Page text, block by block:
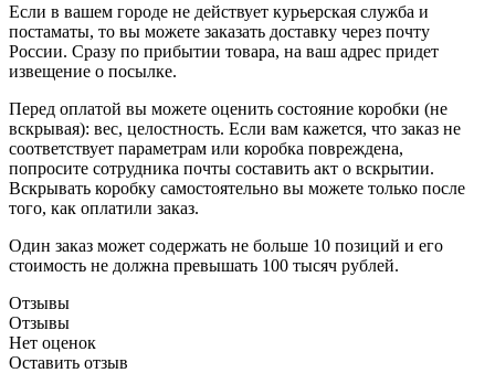
Если в вашем городе не действует курьерская служба и
постаматы, то вы можете заказать доставку через почту
России. Сразу по прибытии товара, на ваш адрес придет
извещение о посылке.
Перед оплатой вы можете оценить состояние коробки (не
вскрывая): вес, целостность. Если вам кажется, что заказ не
соответствует параметрам или коробка повреждена,
попросите сотрудника почты составить акт о вскрытии.
Вскрывать коробку самостоятельно вы можете только после
того, как оплатили заказ.
Один заказ может содержать не больше 10 позиций и его
стоимость не должна превышать 100 тысяч рублей.
Отзывы
Отзывы
Нет оценок
Оставить отзыв